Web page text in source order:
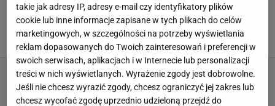
Hajto: On w reprezentacji nie gra dla pieniędzy.
Niesamowicie go za to szanuję
Aleksander Bernard, 5 SIERPNIA 2026, 15:04
takie jak adresy IP, adresy e-mail czy identyfikatory plików
cookie lub inne informacje zapisane w tych plikach do celów
marketingowych, w szczególności na potrzeby wyświetlania
reklam dopasowanych do Twoich zainteresowań i preferencji w
swoich serwisach, aplikacjach i w Internecie lub personalizacji
treści w nich wyświetlanych. Wyrażenie zgody jest dobrowolne.
Jeśli nie chcesz wyrazić zgody, chcesz ograniczyć jej zakres lub
chcesz wycofać zgodę uprzednio udzieloną przejdź do